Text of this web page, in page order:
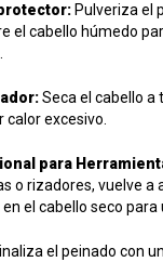
Pulveriza el
el cabello húmedo
Seca el cabello
excesivo.
para
o rizadores, vuelve a
el cabello seco para
el peinado con